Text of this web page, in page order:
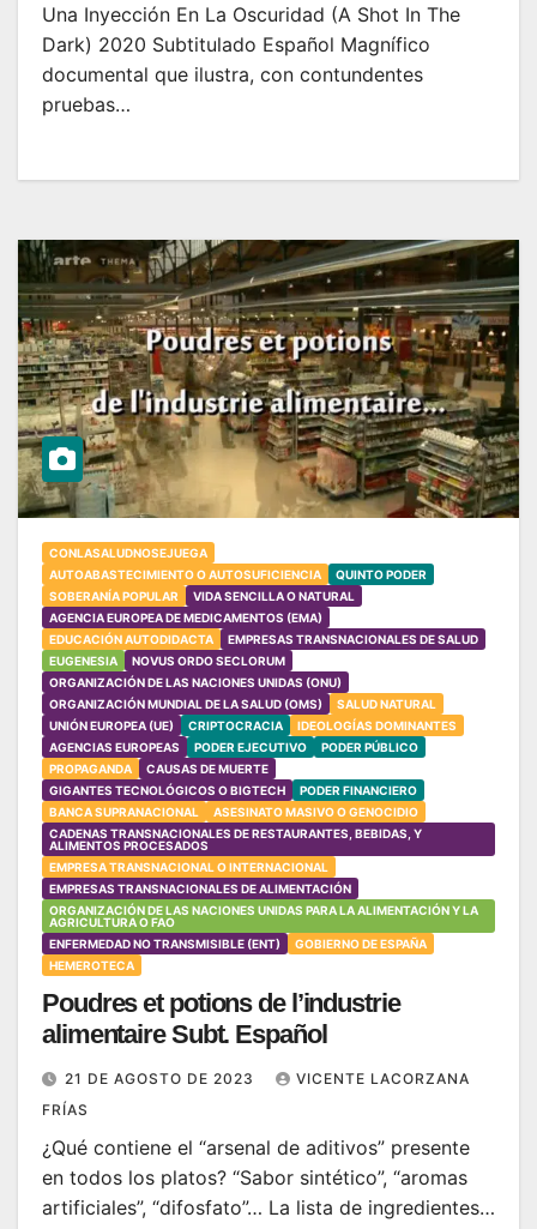
Una Inyección En La Oscuridad (A Shot In The
Dark) 2020 Subtitulado Español Magnífico
documental que ilustra, con contundentes
pruebas…
CONLASALUDNOSEJUEGA
AUTOABASTECIMIENTO O AUTOSUFICIENCIA
QUINTO PODER
SOBERANÍA POPULAR
VIDA SENCILLA O NATURAL
AGENCIA EUROPEA DE MEDICAMENTOS (EMA)
EDUCACIÓN AUTODIDACTA
EMPRESAS TRANSNACIONALES DE SALUD
EUGENESIA
NOVUS ORDO SECLORUM
ORGANIZACIÓN DE LAS NACIONES UNIDAS (ONU)
ORGANIZACIÓN MUNDIAL DE LA SALUD (OMS)
SALUD NATURAL
UNIÓN EUROPEA (UE)
CRIPTOCRACIA
IDEOLOGÍAS DOMINANTES
AGENCIAS EUROPEAS
PODER EJECUTIVO
PODER PÚBLICO
PROPAGANDA
CAUSAS DE MUERTE
GIGANTES TECNOLÓGICOS O BIGTECH
PODER FINANCIERO
BANCA SUPRANACIONAL
ASESINATO MASIVO O GENOCIDIO
CADENAS TRANSNACIONALES DE RESTAURANTES, BEBIDAS, Y
ALIMENTOS PROCESADOS
EMPRESA TRANSNACIONAL O INTERNACIONAL
EMPRESAS TRANSNACIONALES DE ALIMENTACIÓN
ORGANIZACIÓN DE LAS NACIONES UNIDAS PARA LA ALIMENTACIÓN Y LA
AGRICULTURA O FAO
ENFERMEDAD NO TRANSMISIBLE (ENT)
GOBIERNO DE ESPAÑA
HEMEROTECA
Poudres et potions de l’industrie
alimentaire Subt. Español
21 DE AGOSTO DE 2023
VICENTE LACORZANA
FRÍAS
¿Qué contiene el “arsenal de aditivos” presente
en todos los platos? “Sabor sintético”, “aromas
artificiales”, “difosfato”… La lista de ingredientes…